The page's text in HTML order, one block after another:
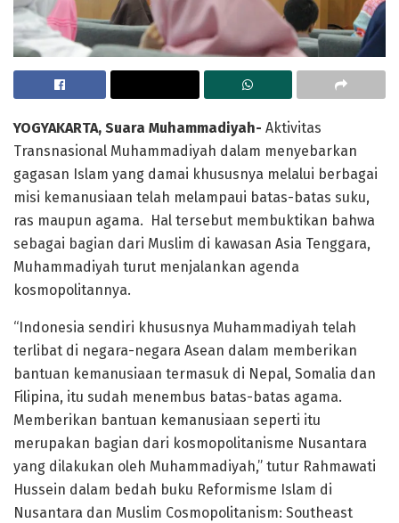
YOGYAKARTA, Suara Muhammadiyah- Aktivitas
Transnasional Muhammadiyah dalam menyebarkan
gagasan Islam yang damai khususnya melalui berbagai
misi kemanusiaan telah melampaui batas-batas suku,
ras maupun agama. Hal tersebut membuktikan bahwa
sebagai bagian dari Muslim di kawasan Asia Tenggara,
Muhammadiyah turut menjalankan agenda
kosmopolitannya.
“Indonesia sendiri khususnya Muhammadiyah telah
terlibat di negara-negara Asean dalam memberikan
bantuan kemanusiaan termasuk di Nepal, Somalia dan
Filipina, itu sudah menembus batas-batas agama.
Memberikan bantuan kemanusiaan seperti itu
merupakan bagian dari kosmopolitanisme Nusantara
yang dilakukan oleh Muhammadiyah,” tutur Rahmawati
Hussein dalam bedah buku Reformisme Islam di
Nusantara dan Muslim Cosmopolitanism: Southeast